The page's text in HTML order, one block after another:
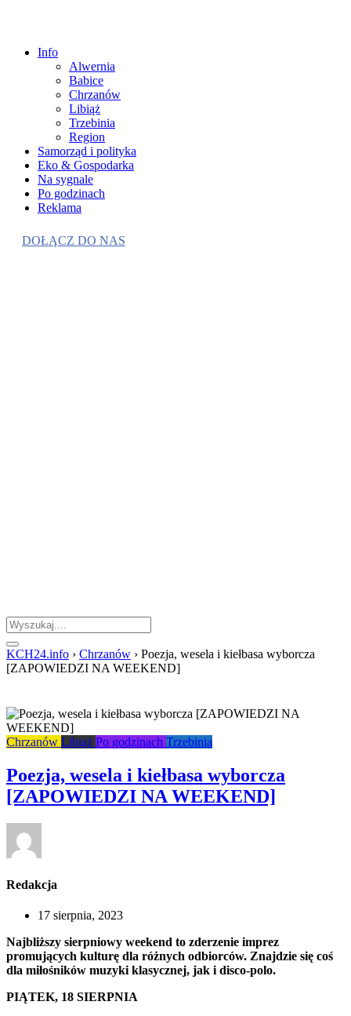
Info
Alwernia
Babice
Chrzanów
Libiąż
Trzebinia
Region
Samorząd i polityka
Eko & Gospodarka
Na sygnale
Po godzinach
Reklama
DOŁĄCZ DO NAS
KCH24.info › Chrzanów › Poezja, wesela i kiełbasa wyborcza
[ZAPOWIEDZI NA WEEKEND]
Chrzanów Libiąż Po godzinach Trzebinia
Poezja, wesela i kiełbasa wyborcza
[ZAPOWIEDZI NA WEEKEND]
Redakcja
17 sierpnia, 2023
Najbliższy sierpniowy weekend to zderzenie imprez
promujących kulturę dla różnych odbiorców. Znajdzie się coś
dla miłośników muzyki klasycznej, jak i disco-polo.
PIĄTEK, 18 SIERPNIA